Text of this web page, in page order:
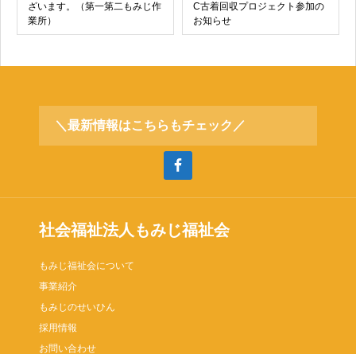
ざいます。（第一第二もみじ作
業所）
C古着回収プロジェクト参加の
お知らせ
＼最新情報はこちらもチェック／
社会福祉法人もみじ福祉会
もみじ福祉会について
事業紹介
もみじのせいひん
採用情報
お問い合わせ